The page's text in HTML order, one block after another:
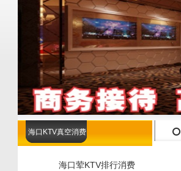
海口KTV真空消费
海口荤KTV排行消费